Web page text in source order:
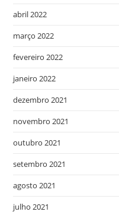
abril 2022
março 2022
fevereiro 2022
janeiro 2022
dezembro 2021
novembro 2021
outubro 2021
setembro 2021
agosto 2021
julho 2021